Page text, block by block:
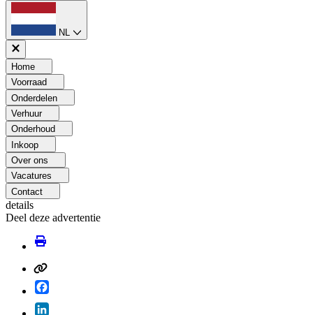
NL
Home
Voorraad
Onderdelen
Verhuur
Onderhoud
Inkoop
Over ons
Vacatures
Contact
details
Deel deze advertentie